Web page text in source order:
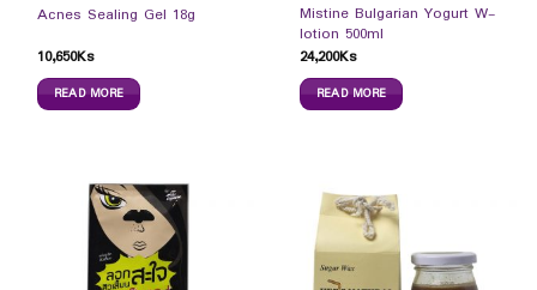
Acnes Sealing Gel 18g
10,650Ks
READ MORE
Mistine Bulgarian Yogurt W-
lotion 500ml
24,200Ks
READ MORE